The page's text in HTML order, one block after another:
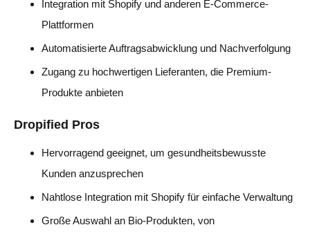
Integration mit Shopify und anderen E-Commerce-
Plattformen
Automatisierte Auftragsabwicklung und Nachverfolgung
Zugang zu hochwertigen Lieferanten, die Premium-
Produkte anbieten
Dropified Pros
Hervorragend geeignet, um gesundheitsbewusste
Kunden anzusprechen
Nahtlose Integration mit Shopify für einfache Verwaltung
Große Auswahl an Bio-Produkten, von